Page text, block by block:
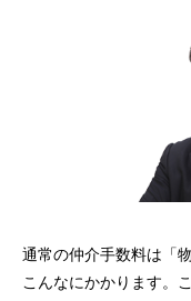
通常の仲介手数料は「
こんなにかかります。